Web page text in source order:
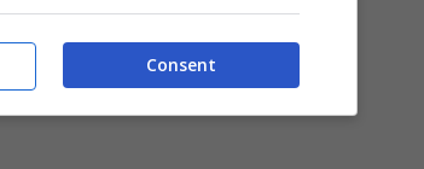
Consent